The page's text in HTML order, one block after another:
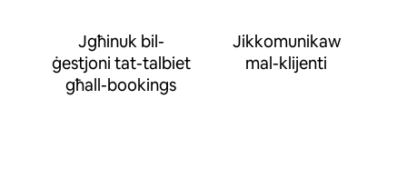
Jgħinuk bil-
ġestjoni tat-talbiet
għall-bookings
Jikkomunikaw
mal-klijenti